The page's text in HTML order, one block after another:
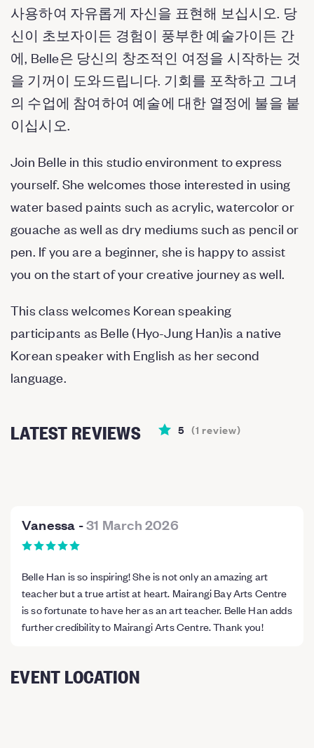
사용하여 자유롭게 자신을 표현해 보십시오. 당
신이 초보자이든 경험이 풍부한 예술가이든 간
에, Belle은 당신의 창조적인 여정을 시작하는 것
을 기꺼이 도와드립니다. 기회를 포착하고 그녀
의 수업에 참여하여 예술에 대한 열정에 불을 붙
이십시오.
Join Belle in this studio environment to express
yourself. She welcomes those interested in using
water based paints such as acrylic, watercolor or
gouache as well as dry mediums such as pencil or
pen. If you are a beginner, she is happy to assist
you on the start of your creative journey as well.
This class welcomes Korean speaking
participants as Belle (Hyo-Jung Han)is a native
Korean speaker with English as her second
language.
LATEST REVIEWS 5 (1 review)
Vanessa -31 March 2026
Belle Han is so inspiring! She is not only an amazing art
teacher but a true artist at heart. Mairangi Bay Arts Centre
is so fortunate to have her as an art teacher. Belle Han adds
further credibility to Mairangi Arts Centre. Thank you!
EVENT LOCATION